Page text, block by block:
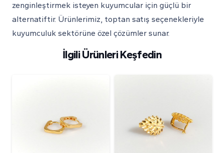
zenginleştirmek isteyen kuyumcular için güçlü bir
alternatiftir. Ürünlerimiz, toptan satış seçenekleriyle
kuyumculuk sektörüne özel çözümler sunar.
İlgili Ürünleri Keşfedin